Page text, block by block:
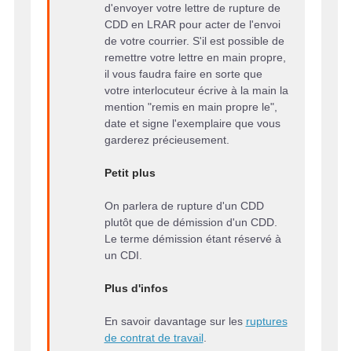
d'envoyer votre lettre de rupture de
CDD en LRAR pour acter de l'envoi
de votre courrier. S'il est possible de
remettre votre lettre en main propre,
il vous faudra faire en sorte que
votre interlocuteur écrive à la main la
mention "remis en main propre le",
date et signe l'exemplaire que vous
garderez précieusement.
Petit plus
On parlera de rupture d'un CDD
plutôt que de démission d'un CDD.
Le terme démission étant réservé à
un CDI.
Plus d'infos
En savoir davantage sur les ruptures
de contrat de travail.